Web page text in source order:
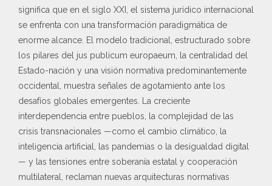
significa que en el siglo XXI, el sistema jurídico internacional
se enfrenta con una transformación paradigmática de
enorme alcance. El modelo tradicional, estructurado sobre
los pilares del jus publicum europaeum, la centralidad del
Estado-nación y una visión normativa predominantemente
occidental, muestra señales de agotamiento ante los
desafíos globales emergentes. La creciente
interdependencia entre pueblos, la complejidad de las
crisis transnacionales —como el cambio climático, la
inteligencia artificial, las pandemias o la desigualdad digital
— y las tensiones entre soberanía estatal y cooperación
multilateral, reclaman nuevas arquitecturas normativas